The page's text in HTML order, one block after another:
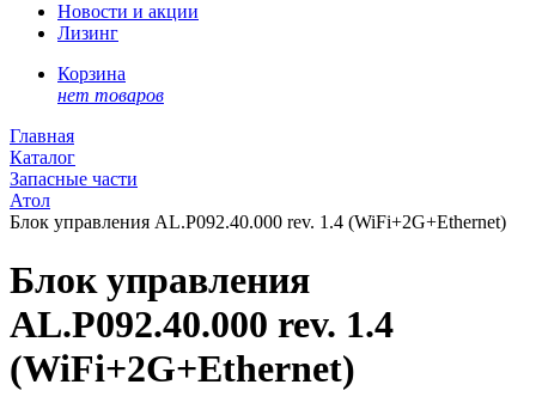
Новости и акции
Лизинг
Корзина
нет товаров
Главная
Каталог
Запасные части
Атол
Блок управления AL.P092.40.000 rev. 1.4 (WiFi+2G+Ethernet)
Блок управления
AL.P092.40.000 rev. 1.4
(WiFi+2G+Ethernet)